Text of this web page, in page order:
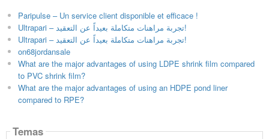
Paripulse – Un service client disponible et efficace !
Ultrapari – تجربة مراهنات متكاملة بعيداً عن التعقيد!
Ultrapari – تجربة مراهنات متكاملة بعيداً عن التعقيد!
on68jordansale
What are the major advantages of using LDPE shrink film compared
to PVC shrink film?
What are the major advantages of using an HDPE pond liner
compared to RPE?
Temas